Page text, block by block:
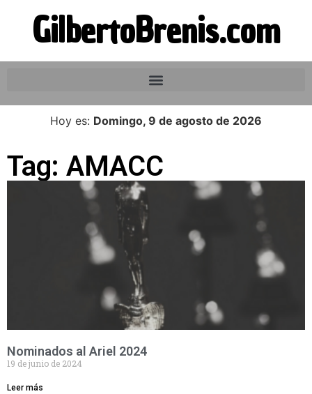
GilbertoBrenis.com
Hoy es: Domingo, 9 de agosto de 2026
Tag: AMACC
Nominados al Ariel 2024
19 de junio de 2024
Leer más